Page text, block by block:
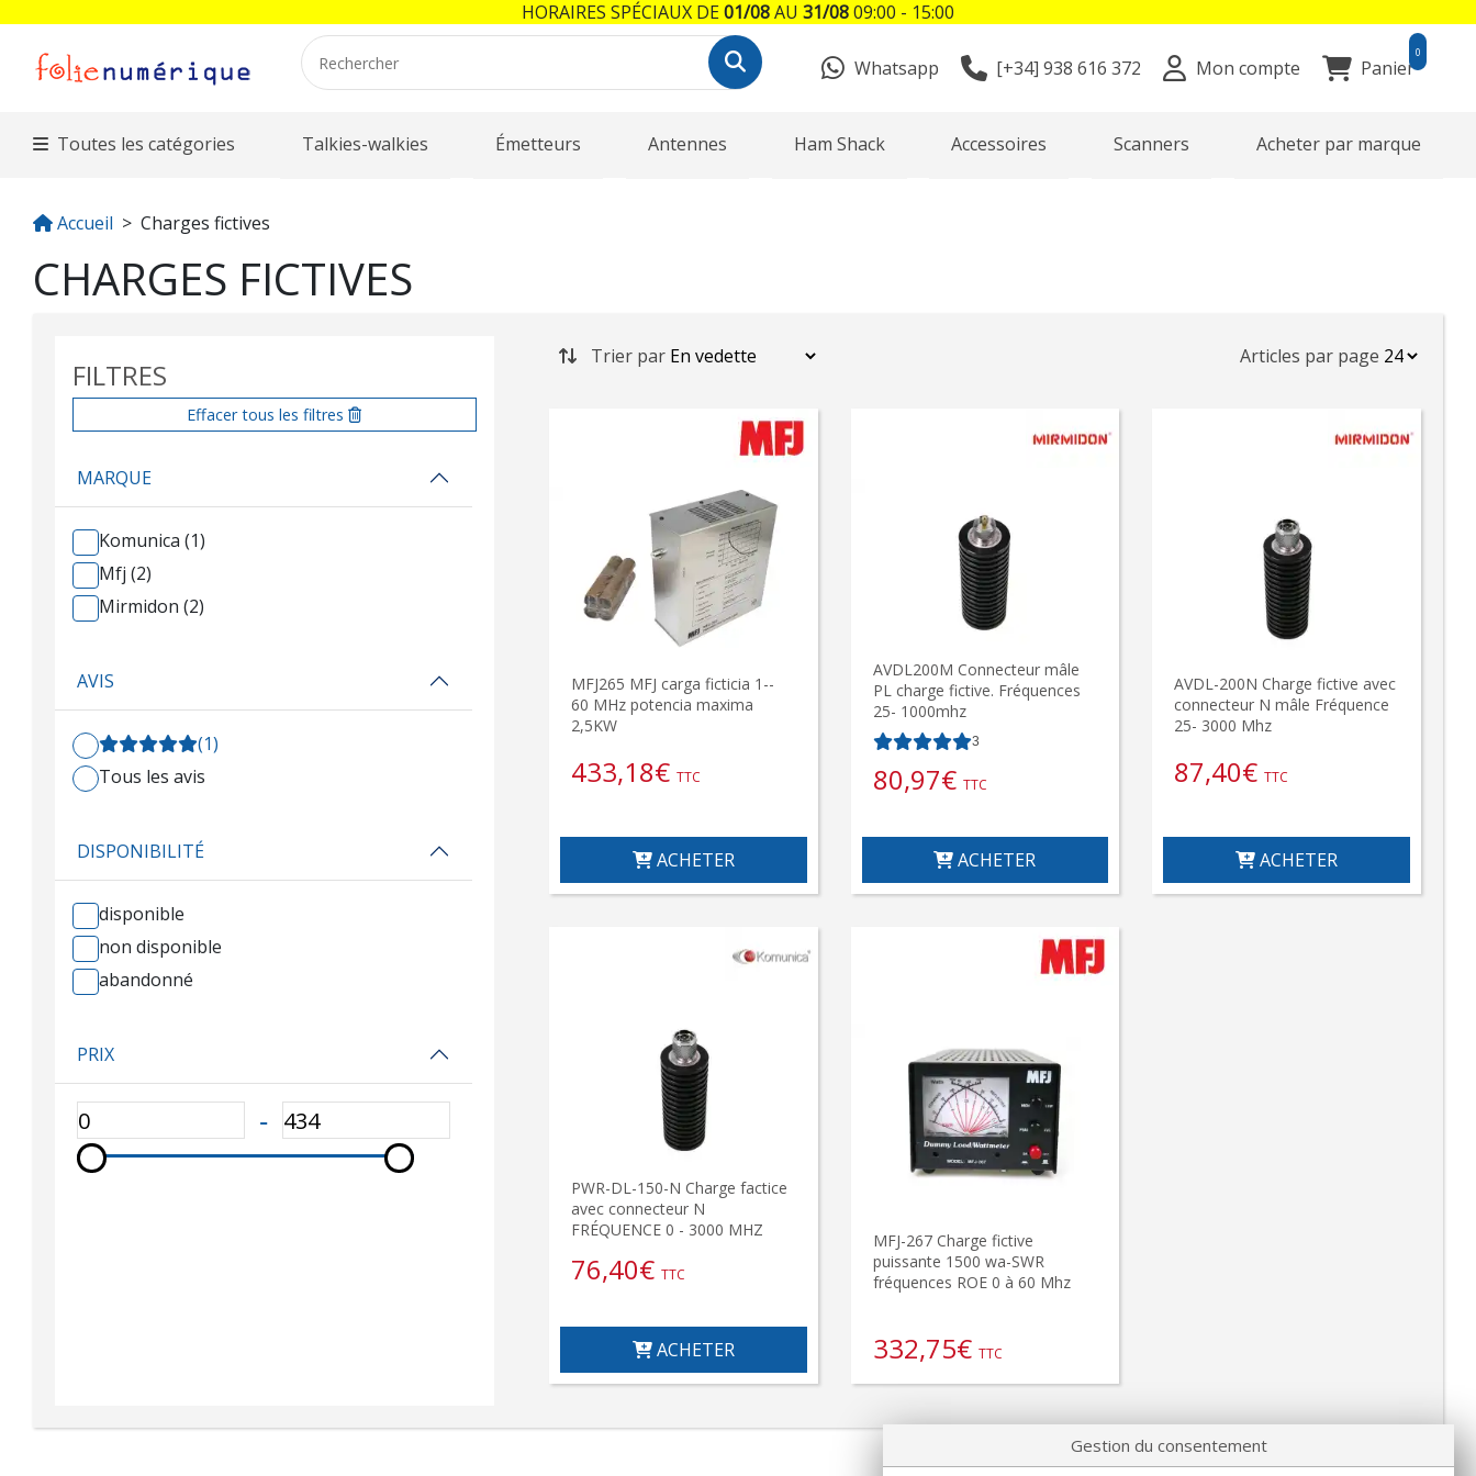
Whatsapp [+34] 938 616 372 Mon compte Panier
0
Toutes les catégories Talkies-walkies Émetteurs Antennes Ham Shack Accessoires Scanners Acheter par marque
Accueil Charges fictives
CHARGES FICTIVES
FILTRES
Effacer tous les filtres
MARQUE
Komunica (1)
Mfj (2)
Mirmidon (2)
AVIS
(1)
Tous les avis
DISPONIBILITÉ
disponible
non disponible
abandonné
PRIX
‐
Trier par Articles par page
MFJ265 MFJ carga ficticia 1--
60 MHz potencia maxima
2,5KW
433,18€ TTC
ACHETER
AVDL200M Connecteur mâle
PL charge fictive. Fréquences
25- 1000mhz
3
80,97€ TTC
ACHETER
AVDL-200N Charge fictive avec
connecteur N mâle Fréquence
25- 3000 Mhz
87,40€ TTC
ACHETER
PWR-DL-150-N Charge factice
avec connecteur N
FRÉQUENCE 0 - 3000 MHZ
76,40€ TTC
ACHETER
MFJ-267 Charge fictive
puissante 1500 wa-SWR
fréquences ROE 0 à 60 Mhz
332,75€ TTC
Gestion du consentement
HORAIRES SPÉCIAUX DE01/08AU 31/0809:00 - 15:00